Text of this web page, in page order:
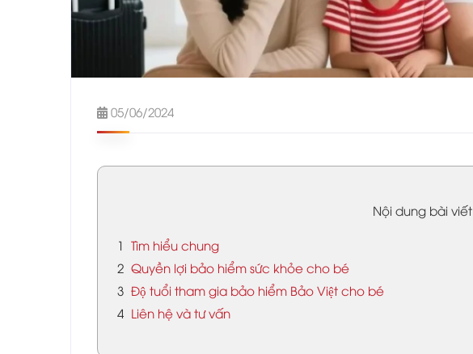
05/06/2024
Nội dung bài viết
1 Tìm hiểu chung
2 Quyền lợi bảo hiểm sức khỏe cho bé
3 Độ tuổi tham gia bảo hiểm Bảo Việt cho bé
4 Liên hệ và tư vấn